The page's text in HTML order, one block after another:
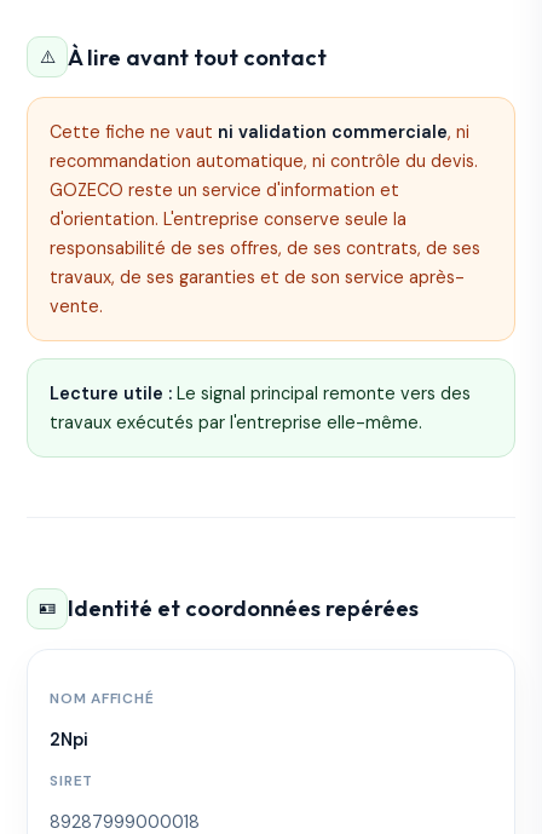
⚠️ À lire avant tout contact
Cette fiche ne vaut ni validation commerciale, ni
recommandation automatique, ni contrôle du devis.
GOZECO reste un service d'information et
d'orientation. L'entreprise conserve seule la
responsabilité de ses offres, de ses contrats, de ses
travaux, de ses garanties et de son service après-
vente.
Lecture utile : Le signal principal remonte vers des
travaux exécutés par l'entreprise elle-même.
🪪 Identité et coordonnées repérées
NOM AFFICHÉ
2Npi
SIRET
89287999000018